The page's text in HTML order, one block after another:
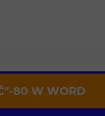
80 W WORD